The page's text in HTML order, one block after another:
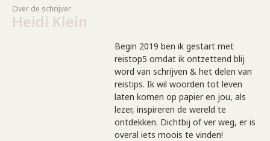
Over de schrijver
Heidi Klein
Begin 2019 ben ik gestart met
reistop5 omdat ik ontzettend blij
word van schrijven & het delen van
reistips. Ik wil woorden tot leven
laten komen op papier en jou, als
lezer, inspireren de wereld te
ontdekken. Dichtbij of ver weg, er is
overal iets moois te vinden!